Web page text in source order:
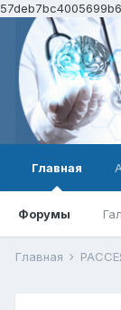
Главная
Форумы
Главная